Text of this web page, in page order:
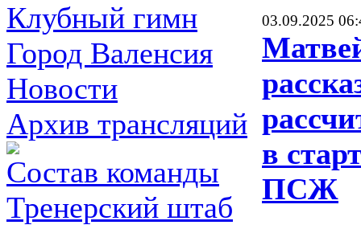
Клубный гимн
Город Валенсия
Новости
Архив трансляций
Состав команды
Тренерский штаб
03.09.2025
в
ПСЖ